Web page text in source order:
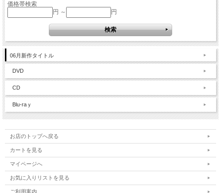
価格帯検索
円 ～
円
06月新作タイトル
DVD
CD
Blu-raｙ
お店のトップへ戻る
カートを見る
マイページへ
お気に入りリストを見る
ご利用案内